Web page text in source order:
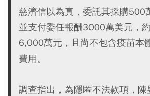
慈濟信以為真，委託其採購500
並支付委任報酬3000萬美元，
6,000萬元，且尚不包含疫苗本
費用。
調查指出，為隱匿不法款項，陳